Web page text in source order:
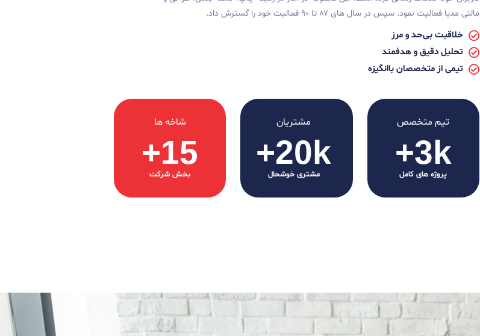
مالتی مدیا فعالیت نمود. سپس در سال های ۸۷ تا ۹۰ فعالیت خود را گسترش داد.
خلاقیت بی‌حد و مرز
تحلیل دقیق و هدفمند
تیمی از متخصصان باانگیزه
تیم متخصص
پروژه های کامل
k
3
+
مشتریان
مشتری خوشحال
k
20
+
شاخه ها
بخش شرکت
15
+